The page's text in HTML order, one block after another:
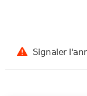
Signaler